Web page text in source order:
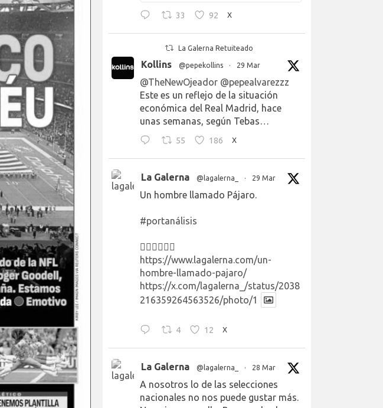
33 92 X
La Galerna Retuiteado
Kollins @pepekollins · 29 Mar
@TheNewOjeador @pepealvarezzz
Este es un reflejo de la situación
económica del Real Madrid, hace
unas semanas, según Tebas…
55 186 X
La Galerna @lagalerna_ · 29 Mar
Un hombre llamado Pájaro.
#portanálisis
👉🏻👉🏻👉🏻
https://www.lagalerna.com/un-
hombre-llamado-pajaro/
https://x.com/lagalerna_/status/2038
216359264563526/photo/1
4 12 X
La Galerna @lagalerna_ · 28 Mar
A nosotros lo de las selecciones
nacionales no nos puede gustar más.